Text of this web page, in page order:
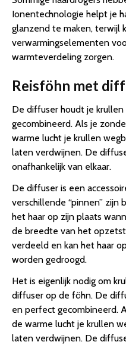
Ionentechnologie helpt je
glanzend te maken, terwijl
verwarmingselementen
warmteverdeling zorgen.
Reisföhn met
De diffuser houdt je
gecombineerd. Als je
warme lucht je krullen
laten verdwijnen. De
onafhankelijk van elkaar.
De diffuser is een
verschillende “pinnen” zijn
het haar op zijn plaats
de breedte van het
verdeeld en kan het haar
worden gedroogd.
Het is eigenlijk nodig om
diffuser op de föhn. De
en perfect gecombineerd.
de warme lucht je krullen
laten verdwijnen. De